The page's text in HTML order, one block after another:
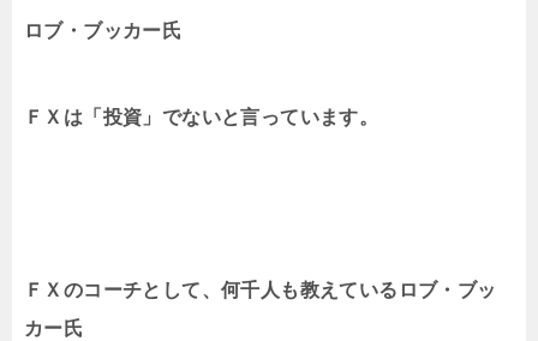
ロブ・ブッカー氏
ＦＸは「投資」でないと言っています。
ＦＸのコーチとして、何千人も教えているロブ・ブッ
カー氏